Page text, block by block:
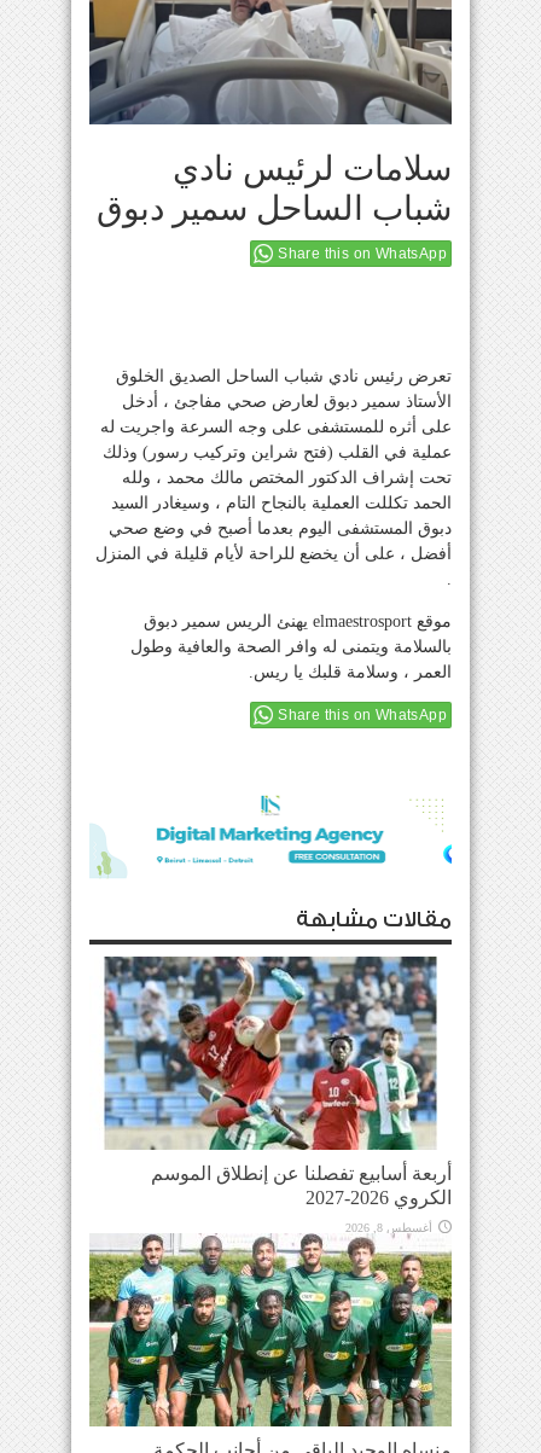
سلامات لرئيس نادي
شباب الساحل سمير دبوق
Share this on WhatsApp
تعرض رئيس نادي شباب الساحل الصديق الخلوق
الأستاذ سمير دبوق لعارض صحي مفاجئ ، أدخل
على أثره للمستشفى على وجه السرعة واجريت له
عملية في القلب (فتح شراين وتركيب رسور) وذلك
تحت إشراف الدكتور المختص مالك محمد ، ولله
الحمد تكللت العملية بالنجاح التام ، وسيغادر السيد
دبوق المستشفى اليوم بعدما أصبح في وضع صحي
أفضل ، على أن يخضع للراحة لأيام قليلة في المنزل
موقع elmaestrosport يهنئ الريس سمير دبوق
بالسلامة ويتمنى له وافر الصحة والعافية وطول
العمر ، وسلامة قلبك يا ريس.
Share this on WhatsApp
مقالات مشابهة
أربعة أسابيع تفصلنا عن إنطلاق الموسم
الكروي 2026-2027
أغسطس 8, 2026